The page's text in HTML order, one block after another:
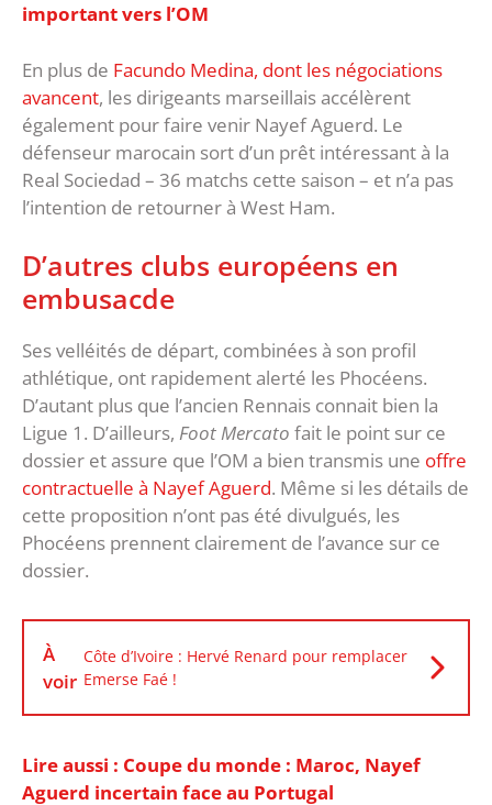
important vers l’OM
En plus de Facundo Medina, dont les négociations
avancent, les dirigeants marseillais accélèrent
également pour faire venir Nayef Aguerd. Le
défenseur marocain sort d’un prêt intéressant à la
Real Sociedad – 36 matchs cette saison – et n’a pas
l’intention de retourner à West Ham.
D’autres clubs européens en
embusacde
Ses velléités de départ, combinées à son profil
athlétique, ont rapidement alerté les Phocéens.
D’autant plus que l’ancien Rennais connait bien la
Ligue 1. D’ailleurs, Foot Mercato fait le point sur ce
dossier et assure que l’OM a bien transmis une offre
contractuelle à Nayef Aguerd. Même si les détails de
cette proposition n’ont pas été divulgués, les
Phocéens prennent clairement de l’avance sur ce
dossier.
À
voir
Côte d’Ivoire : Hervé Renard pour remplacer
Emerse Faé !
Lire aussi : Coupe du monde : Maroc, Nayef
Aguerd incertain face au Portugal